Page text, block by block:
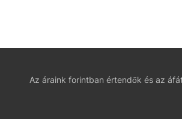
Az áraink forintban értendők és az